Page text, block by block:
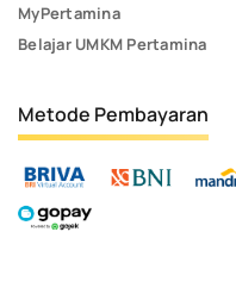
MyPertamina
Belajar UMKM Pertamina
Metode Pembayaran